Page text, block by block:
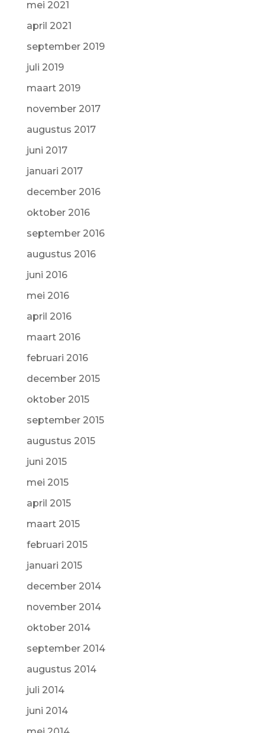
mei 2021
april 2021
september 2019
juli 2019
maart 2019
november 2017
augustus 2017
juni 2017
januari 2017
december 2016
oktober 2016
september 2016
augustus 2016
juni 2016
mei 2016
april 2016
maart 2016
februari 2016
december 2015
oktober 2015
september 2015
augustus 2015
juni 2015
mei 2015
april 2015
maart 2015
februari 2015
januari 2015
december 2014
november 2014
oktober 2014
september 2014
augustus 2014
juli 2014
juni 2014